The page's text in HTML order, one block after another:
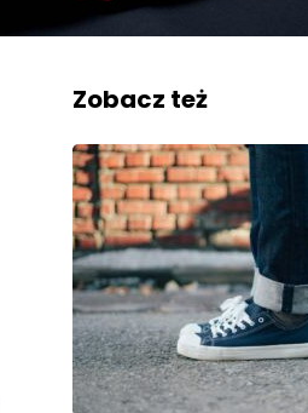
Zobacz też